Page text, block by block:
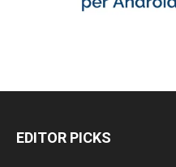
EDITOR PICKS